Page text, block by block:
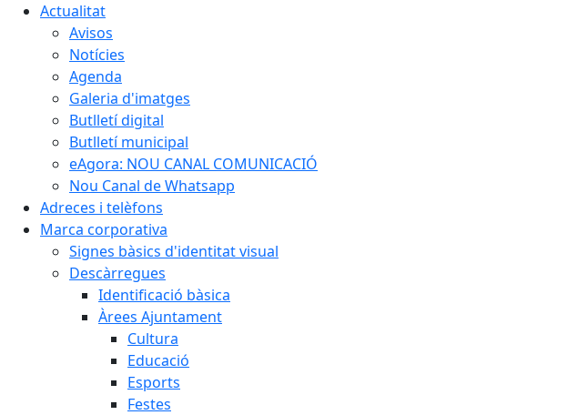
Actualitat
Avisos
Notícies
Agenda
Galeria d'imatges
Butlletí digital
Butlletí municipal
eAgora: NOU CANAL COMUNICACIÓ
Nou Canal de Whatsapp
Adreces i telèfons
Marca corporativa
Signes bàsics d'identitat visual
Descàrregues
Identificació bàsica
Àrees Ajuntament
Cultura
Educació
Esports
Festes